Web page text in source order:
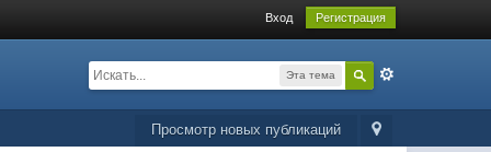
Вход Регистрация
Эта тема
Просмотр новых публикаций